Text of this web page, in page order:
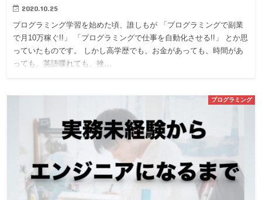
2020.10.25
プログラミング学習を始めた頃、誰しもが 「プログラミングで副業
で月10万稼ぐ!!」 「プログラミングで仕事を自動化させる!!」 とか思
っていたものです。 しかし高学歴でも、お金があっても、時間があ
っても、英語喋れても、挫…
プログラミング